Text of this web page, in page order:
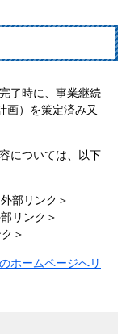
了時に、事業継続
画）を策定済み又
については、以下
外部リンク＞
リンク＞
＞
ホームページへリ